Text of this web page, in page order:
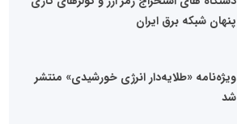
پنهان شبکه برق ایران
ویژه‌نامه «طلایه‌دار انرژی خورشیدی» منتشر
شد